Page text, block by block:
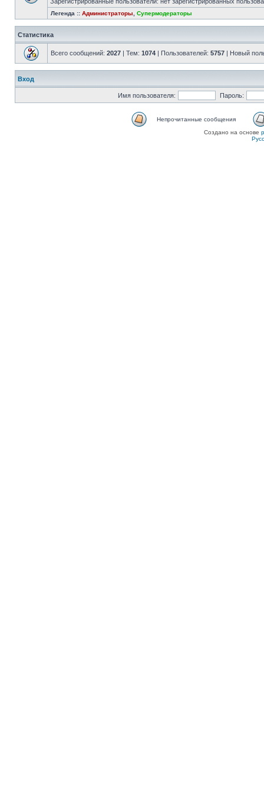
Легенда :: Администраторы Супермодераторы
Статистика
Всего сообщений: 2027 | Тем: 1074 | Пользователей: 5757 | Новый
Вход
Имя пользователя: Пароль:
Непрочитанные сообщения
Создано на основе